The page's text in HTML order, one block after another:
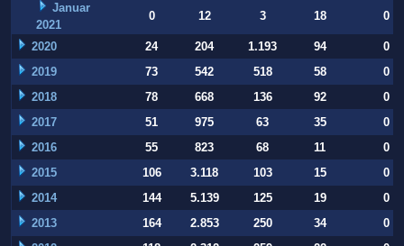
Januar
2021
0 12 3 18 0
2020 24 204 1.193 94
0
2019
73 542 518 58
0
2018
78 668 136 92
0
2017
51 975 63 35
0
2016
55 823 68 11
0
2015
106 3.118 103 15
0
2014
144 5.139 125 19
0
2013
164 2.853 250 34
0